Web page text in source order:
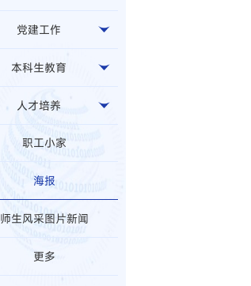
党建工作
本科生教育
人才培养
职工小家
海报
师生风采图片新闻
更多